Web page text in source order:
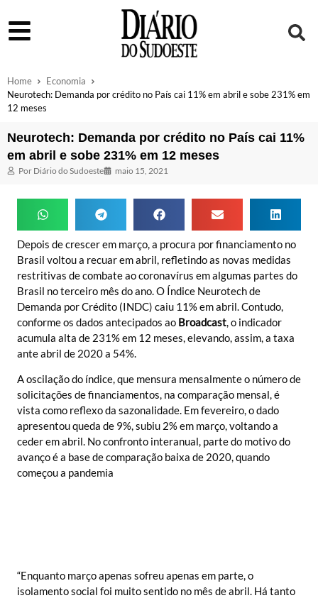
Home
Economia
Neurotech: Demanda por crédito no País cai 11% em abril e sobe 231% em
12 meses
Neurotech: Demanda por crédito no País cai 11%
em abril e sobe 231% em 12 meses
Por Diário do Sudoeste maio 15, 2021
Depois de crescer em março, a procura por financiamento no
Brasil voltou a recuar em abril, refletindo as novas medidas
restritivas de combate ao coronavírus em algumas partes do
Brasil no terceiro mês do ano. O Índice Neurotech de
Demanda por Crédito (INDC) caiu 11% em abril. Contudo,
conforme os dados antecipados ao Broadcast, o indicador
acumula alta de 231% em 12 meses, elevando, assim, a taxa
ante abril de 2020 a 54%.
A oscilação do índice, que mensura mensalmente o número de
solicitações de financiamentos, na comparação mensal, é
vista como reflexo da sazonalidade. Em fevereiro, o dado
apresentou queda de 9%, subiu 2% em março, voltando a
ceder em abril. No confronto interanual, parte do motivo do
avanço é a base de comparação baixa de 2020, quando
começou a pandemia
“Enquanto março apenas sofreu apenas em parte, o
isolamento social foi muito sentido no mês de abril. Há tanto